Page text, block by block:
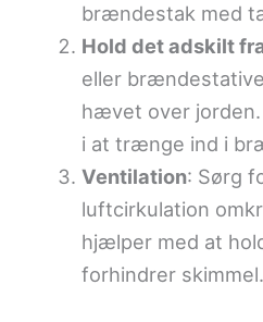
brændestak med
Hold det adskilt
eller
hævet over
i at trænge ind i
Ventilation: Sørg
luftcirkulation
hjælper med at
forhindrer skimmel.